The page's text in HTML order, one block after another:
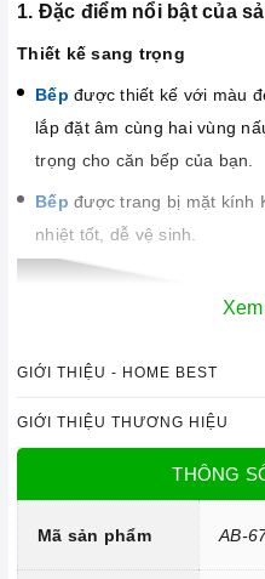
1. Đặc điểm nổi bật của
Thiết kế sang trọng
Bếp được thiết kế với màu
lắp đặt âm cùng hai vùng
trọng cho căn bếp của bạn.
Bếp được trang bị mặt kính
nhiệt tốt, dễ vệ sinh.
GIỚI THIỆU - HOME BEST
GIỚI THIỆU THƯƠNG HIỆU
THÔNG
Mã sản phẩm AB-